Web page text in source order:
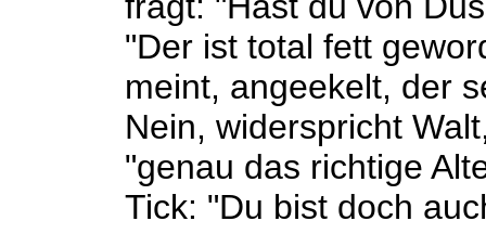
"Der ist total fett
meint, angeekelt, der
Nein, widerspricht
"genau das richtige
Tick: "Du bist doch